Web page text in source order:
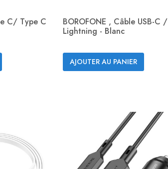
C/ Type C
BOROFONE , Câble USB-C /
Lightning - Blanc
AJOUTER AU PANIER